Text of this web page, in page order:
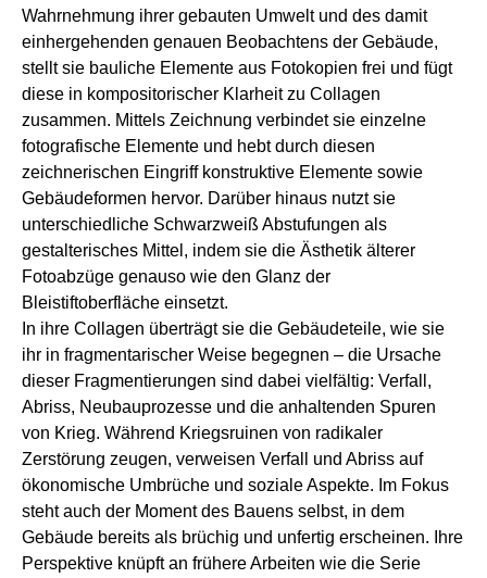
Wahrnehmung ihrer gebauten Umwelt und des damit
einhergehenden genauen Beobachtens der Gebäude,
stellt sie bauliche Elemente aus Fotokopien frei und fügt
diese in kompositorischer Klarheit zu Collagen
zusammen. Mittels Zeichnung verbindet sie einzelne
fotografische Elemente und hebt durch diesen
zeichnerischen Eingriff konstruktive Elemente sowie
Gebäudeformen hervor. Darüber hinaus nutzt sie
unterschiedliche Schwarzweiß Abstufungen als
gestalterisches Mittel, indem sie die Ästhetik älterer
Fotoabzüge genauso wie den Glanz der
Bleistiftoberfläche einsetzt.
In ihre Collagen überträgt sie die Gebäudeteile, wie sie
ihr in fragmentarischer Weise begegnen – die Ursache
dieser Fragmentierungen sind dabei vielfältig: Verfall,
Abriss, Neubauprozesse und die anhaltenden Spuren
von Krieg. Während Kriegsruinen von radikaler
Zerstörung zeugen, verweisen Verfall und Abriss auf
ökonomische Umbrüche und soziale Aspekte. Im Fokus
steht auch der Moment des Bauens selbst, in dem
Gebäude bereits als brüchig und unfertig erscheinen. Ihre
Perspektive knüpft an frühere Arbeiten wie die Serie